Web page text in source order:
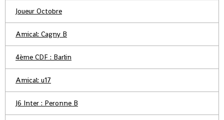
Joueur Octobre
Amical: Cagny B
4ème CDF : Barlin
Amical: u17
J6 Inter : Peronne B